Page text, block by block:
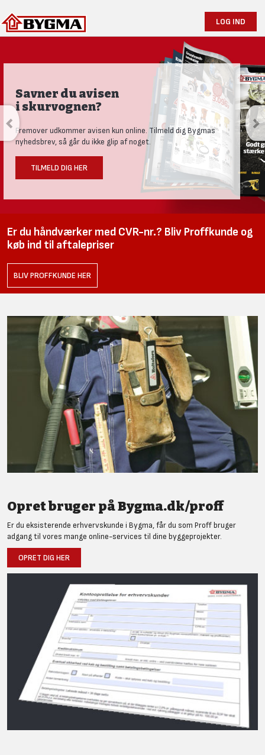
LOG IND
Produktnyheder og tests
Se vores nye univers med aktuelle nyheder til den nysgerrige
håndværker.
Er du håndværker med CVR-nr.? Bliv Proffkunde og
køb ind til aftalepriser
BLIV PROFFKUNDE HER
Opret bruger på Bygma.dk/proff
Er du eksisterende erhvervskunde i Bygma, får du som Proff bruger
adgang til vores mange online-services til dine byggeprojekter.
OPRET DIG HER